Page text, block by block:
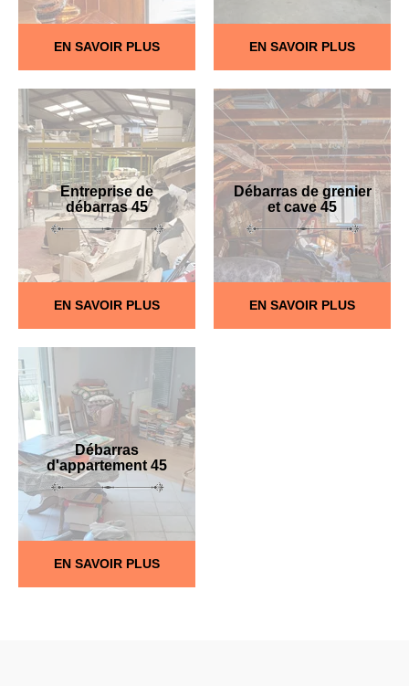
EN SAVOIR PLUS EN SAVOIR PLUS
Entreprise de
débarras 45
EN SAVOIR PLUS
Débarras de grenier
et cave 45
EN SAVOIR PLUS
Débarras
d'appartement 45
EN SAVOIR PLUS